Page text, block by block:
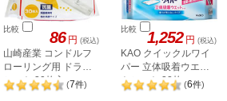
比較 86 円 (税込)
山崎産業 コンドルフ
ローリング用 ドライ
シート 30枚入 (7件)
比較 1,252 円 (税込)
KAO クイックルワイ
パー 立体吸着ウエッ
トシート 32枚 (6件)